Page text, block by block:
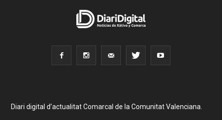
Diari digital d’actualitat Comarcal de la Comunitat Valenciana.